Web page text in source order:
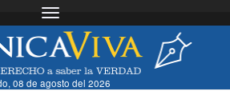
Toggle navigation
08 de agosto del 2026